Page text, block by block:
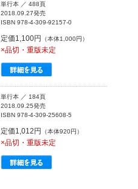
単行本 ／ 488頁
2018.09.27発売
ISBN 978-4-309-92157-0
定価1,100円 （本体1,000円）
×品切・重版未定
単行本 ／ 184頁
2018.09.25発売
ISBN 978-4-309-25608-5
定価1,012円 （本体920円）
×品切・重版未定